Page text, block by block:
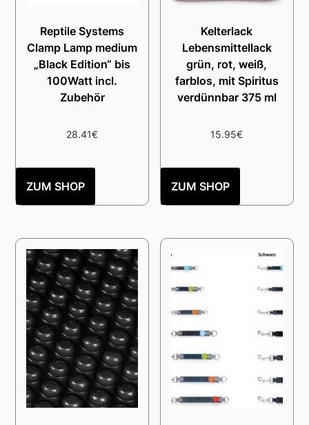
Reptile Systems
Clamp Lamp medium
„Black Edition“ bis
100Watt incl.
Zubehör
28.41€
ZUM SHOP
Kelterlack
Lebensmittellack
grün, rot, weiß,
farblos, mit Spiritus
verdünnbar 375 ml
15.95€
ZUM SHOP